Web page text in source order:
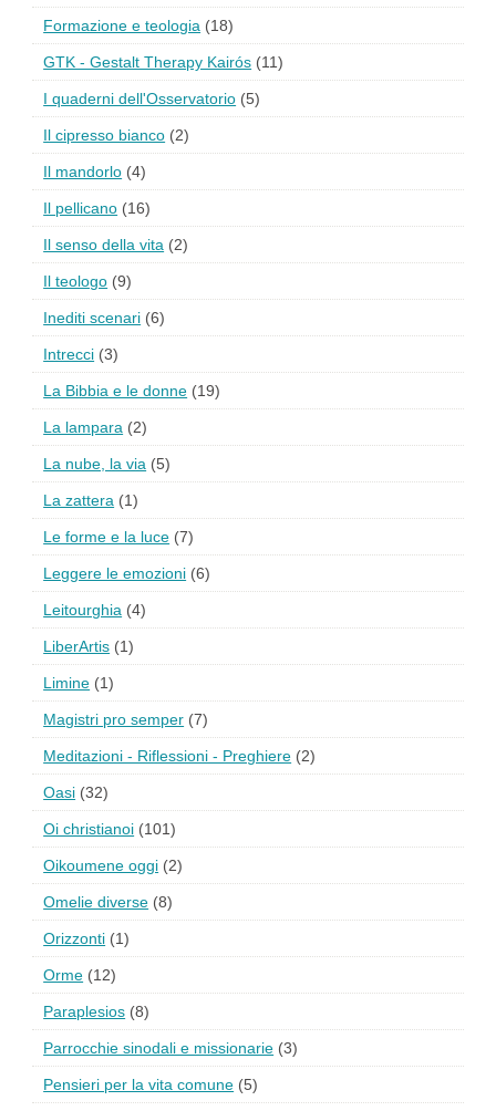
Formazione e teologia (18)
GTK - Gestalt Therapy Kairós (11)
I quaderni dell'Osservatorio (5)
Il cipresso bianco (2)
Il mandorlo (4)
Il pellicano (16)
Il senso della vita (2)
Il teologo (9)
Inediti scenari (6)
Intrecci (3)
La Bibbia e le donne (19)
La lampara (2)
La nube, la via (5)
La zattera (1)
Le forme e la luce (7)
Leggere le emozioni (6)
Leitourghia (4)
LiberArtis (1)
Limine (1)
Magistri pro semper (7)
Meditazioni - Riflessioni - Preghiere (2)
Oasi (32)
Oi christianoi (101)
Oikoumene oggi (2)
Omelie diverse (8)
Orizzonti (1)
Orme (12)
Paraplesios (8)
Parrocchie sinodali e missionarie (3)
Pensieri per la vita comune (5)